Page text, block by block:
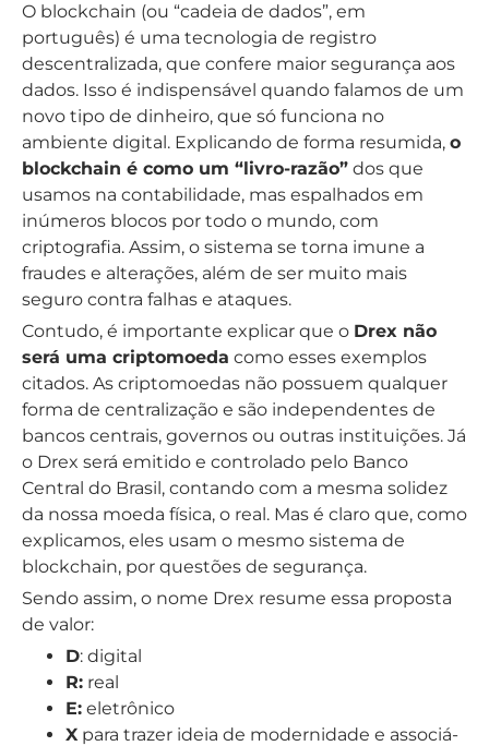
O blockchain (ou “cadeia de dados”, em
português) é uma tecnologia de registro
descentralizada, que confere maior segurança aos
dados. Isso é indispensável quando falamos de um
novo tipo de dinheiro, que só funciona no
ambiente digital. Explicando de forma resumida, o
blockchain é como um “livro-razão” dos que
usamos na contabilidade, mas espalhados em
inúmeros blocos por todo o mundo, com
criptografia. Assim, o sistema se torna imune a
fraudes e alterações, além de ser muito mais
seguro contra falhas e ataques.
Contudo, é importante explicar que o Drex não
será uma criptomoeda como esses exemplos
citados. As criptomoedas não possuem qualquer
forma de centralização e são independentes de
bancos centrais, governos ou outras instituições. Já
o Drex será emitido e controlado pelo Banco
Central do Brasil, contando com a mesma solidez
da nossa moeda física, o real. Mas é claro que, como
explicamos, eles usam o mesmo sistema de
blockchain, por questões de segurança.
Sendo assim, o nome Drex resume essa proposta
de valor:
D: digital
R: real
E: eletrônico
X para trazer ideia de modernidade e associá-